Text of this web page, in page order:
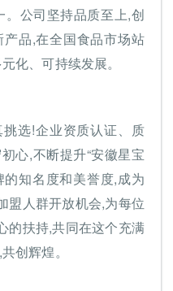
公司坚持品质至上,创
品,在全国食品市场站
化、可持续发展。
选!企业资质认证、质
心,不断提升“安徽星宝
知名度和美誉度,成为
盟人群开放机会,为每位
的扶持,共同在这个充满
创辉煌。